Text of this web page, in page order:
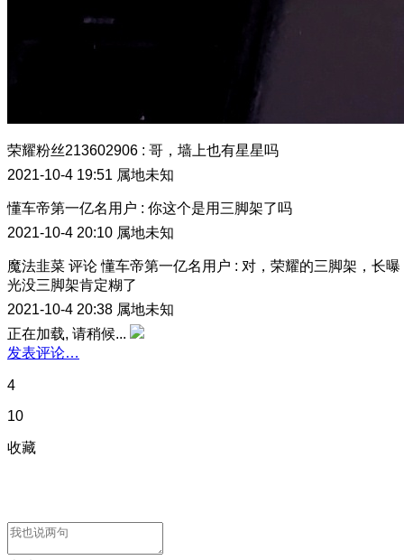
荣耀粉丝213602906 : 哥，墙上也有星星吗
2021-10-4 19:51 属地未知
懂车帝第一亿名用户 : 你这个是用三脚架了吗
2021-10-4 20:10 属地未知
魔法韭菜 评论懂车帝第一亿名用户 : 对，荣耀的三脚架，长曝
光没三脚架肯定糊了
2021-10-4 20:38 属地未知
正在加载, 请稍候...
发表评论…
4
10
收藏